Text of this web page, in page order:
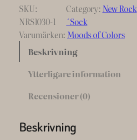
c
o
a
o
SKU:
NRS1030-1
Category: New Rock
´Sock
Varumärken: Moods of Colors
Beskrivning
Ytterligare information
Recensioner (0)
Beskrivning